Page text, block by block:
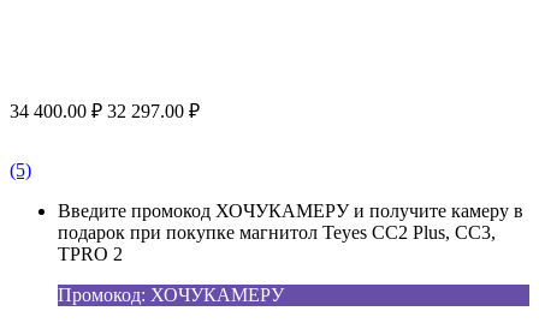
34 400.00 ₽ 32 297.00 ₽
(5)
Введите промокод ХОЧУКАМЕРУ и получите камеру в
подарок при покупке магнитол Teyes CC2 Plus, CC3,
TPRO 2
Промокод: ХОЧУКАМЕРУ